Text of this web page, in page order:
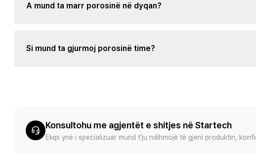
A mund ta marr porosinë në dyqan?
Si mund ta gjurmoj porosinë time?
Konsultohu me agjentët e shitjes në Startech
Ekipi ynë i specializuar mund t'ju ndihmojë të gjeni produktin,